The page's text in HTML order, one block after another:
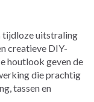
tijdloze uitstraling
creatieve DIY-
houtlook geven de
die prachtig
tassen en